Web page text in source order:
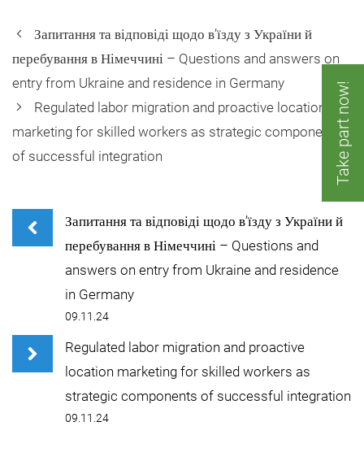
Запитання та відповіді щодо в’їзду з України й
перебування в Німеччині – Questions and answers on
entry from Ukraine and residence in Germany
Regulated labor migration and proactive location
marketing for skilled workers as strategic components
of successful integration
Запитання та відповіді щодо в’їзду з України й
перебування в Німеччині – Questions and
answers on entry from Ukraine and residence
in Germany
09.11.24
Regulated labor migration and proactive
location marketing for skilled workers as
strategic components of successful integration
09.11.24
Take part now!